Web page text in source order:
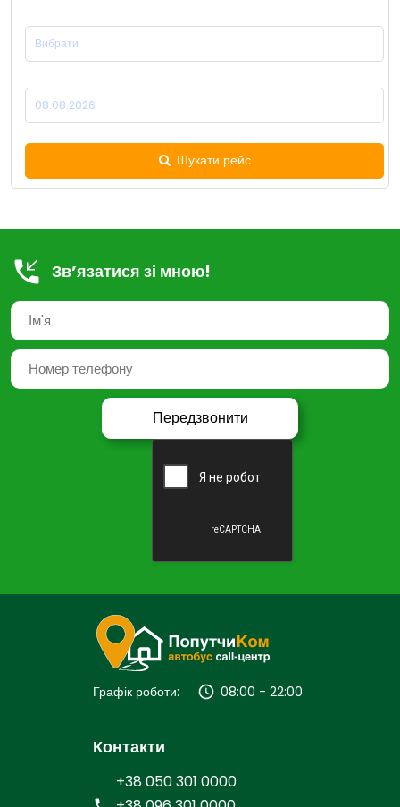
Шукати рейс
Зв’язатися зі мною!
Графік роботи: 08:00 - 22:00
Контакти
+38 050 301 0000